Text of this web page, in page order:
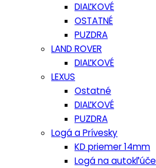
DIAĽKOVÉ
OSTATNÉ
PUZDRA
LAND ROVER
DIAĽKOVÉ
LEXUS
Ostatné
DIAĽKOVÉ
PUZDRA
Logá a Prívesky
KD priemer 14mm
Logá na autokľúče